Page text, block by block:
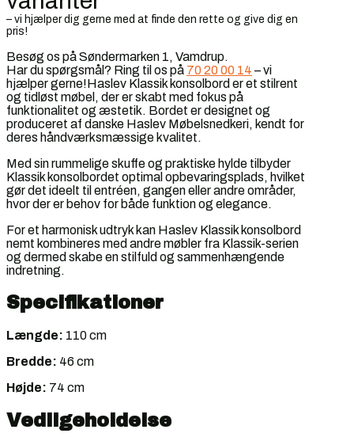
– vi hjælper dig gerne med at finde den rette og give dig en
pris!
Besøg os på Søndermarken 1, Vamdrup.
Har du spørgsmål? Ring til os på 70 20 00 14 – vi
hjælper gerne!Haslev Klassik konsolbord er et stilrent
og tidløst møbel, der er skabt med fokus på
funktionalitet og æstetik. Bordet er designet og
produceret af danske Haslev Møbelsnedkeri, kendt for
deres håndværksmæssige kvalitet.
Med sin rummelige skuffe og praktiske hylde tilbyder
Klassik konsolbordet optimal opbevaringsplads, hvilket
gør det ideelt til entréen, gangen eller andre områder,
hvor der er behov for både funktion og elegance.
For et harmonisk udtryk kan Haslev Klassik konsolbord
nemt kombineres med andre møbler fra Klassik-serien
og dermed skabe en stilfuld og sammenhængende
indretning.
Specifikationer
Længde: 110 cm
Bredde: 46 cm
Højde: 74 cm
Vedligeholdelse